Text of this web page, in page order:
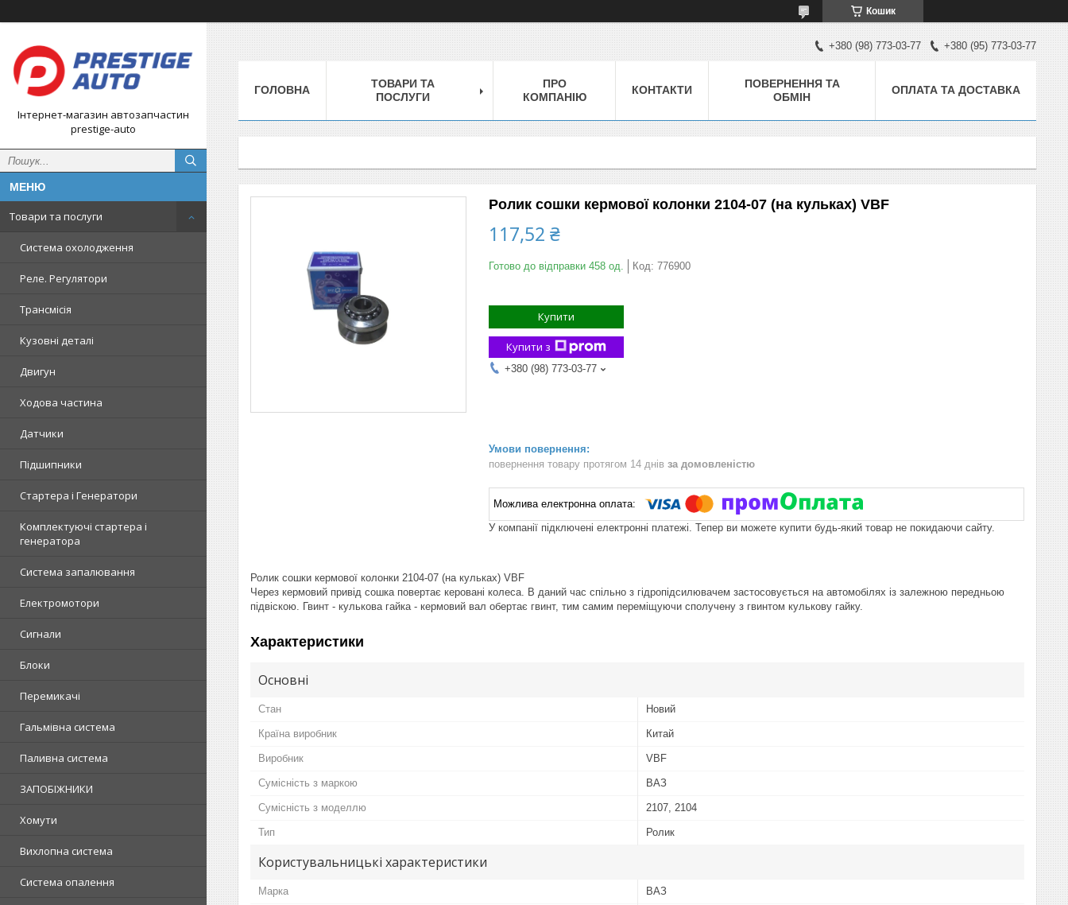
Кошик
Інтернет-магазин автозапчастин
prestige-auto
Товари та послуги
Система охолодження
Реле. Регулятори
Трансмісія
Кузовні деталі
Двигун
Ходова частина
Датчики
Підшипники
Стартера і Генератори
Комплектуючі стартера і
генератора
Система запалювання
Електромотори
Сигнали
Блоки
Перемикачі
Гальмівна система
Паливна система
ЗАПОБІЖНИКИ
Хомути
Вихлопна система
Система опалення
+380 (98) 773-03-77 +380 (95) 773-03-77
ГОЛОВНА
ТОВАРИ ТА
ПОСЛУГИ
ПРО
КОМПАНІЮ
КОНТАКТИ
ПОВЕРНЕННЯ ТА
ОБМІН
ОПЛАТА ТА ДОСТАВКА
Ролик сошки кермової колонки 2104-07 (на кульках) VBF
117,52 ₴
Готово до відправки 458 од. Код: 776900
Купити
Купити з
+380 (98) 773-03-77
повернення товару протягом 14 днів за домовленістю
У компанії підключені електронні платежі. Тепер ви можете купити будь-який товар не покидаючи сайту.
Ролик сошки кермової колонки 2104-07 (на кульках) VBF
Через кермовий привід сошка повертає керовані колеса. В даний час спільно з гідропідсилювачем застосовується на автомобілях із залежною передньою
підвіскою. Гвинт - кулькова гайка - кермовий вал обертає гвинт, тим самим переміщуючи сполучену з гвинтом кулькову гайку.
Характеристики
Основні
Стан Новий
Країна виробник Китай
Виробник VBF
Сумісність з маркою ВАЗ
Сумісність з моделлю 2107, 2104
Тип Ролик
Користувальницькі характеристики
Марка ВАЗ